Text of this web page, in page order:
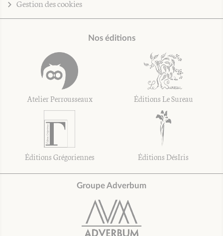
Gestion des cookies
Nos éditions
Atelier Perrousseaux Éditions Le Sureau
Éditions Grégoriennes Éditions DésIris
Groupe Adverbum